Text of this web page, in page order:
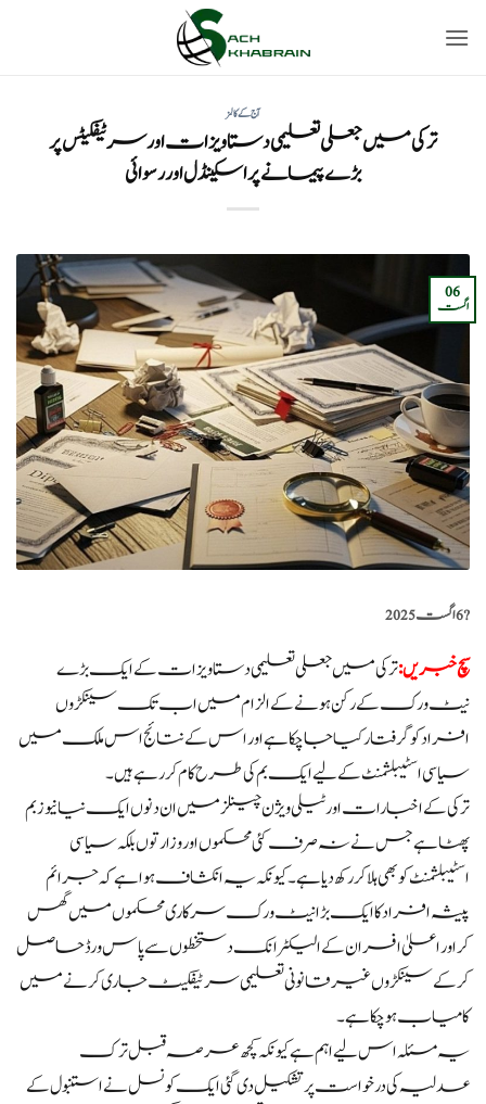
آج کے کالمز
ترکی میں جعلی تعلیمی دستاویزات اور سرٹیفکیٹس پر
بڑے پیمانے پر اسکینڈل اور رسوائی
06
اگست
?️6 اگست 2025
سچ خبریں:ترکی میں جعلی تعلیمی دستاویزات کے ایک بڑے
نیٹ ورک کے رکن ہونے کے الزام میں اب تک سینکڑوں
افراد کو گرفتار کیا جا چکا ہے اور اس کے نتائج اس ملک میں
سیاسی اسٹیبلشمنٹ کے لیے ایک بم کی طرح کام کر رہے ہیں۔
ترکی کے اخبارات اور ٹیلی ویژن چینلز میں ان دنوں ایک نیا نیوز بم
پھٹا ہے جس نے نہ صرف کئی محکموں اور وزارتوں بلکہ سیاسی
اسٹیبلشمنٹ کو بھی ہلا کر رکھ دیا ہے۔ کیونکہ یہ انکشاف ہوا ہے کہ جرائم
پیشہ افراد کا ایک بڑا نیٹ ورک سرکاری محکموں میں گھس
کر اور اعلیٰ افسران کے الیکٹرانک دستخطوں سے پاس ورڈ حاصل
کر کے سینکڑوں غیر قانونی تعلیمی سرٹیفکیٹ جاری کرنے میں
کامیاب ہو چکا ہے۔
یہ مسئلہ اس لیے اہم ہے کیونکہ کچھ عرصہ قبل ترک
عدلیہ کی درخواست پر تشکیل دی گئی ایک کونسل نے استنبول کے